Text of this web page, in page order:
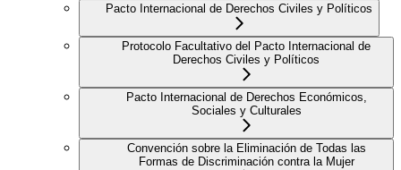
Pacto Internacional de Derechos Civiles y Políticos
Protocolo Facultativo del Pacto Internacional de
Derechos Civiles y Políticos
Pacto Internacional de Derechos Económicos,
Sociales y Culturales
Convención sobre la Eliminación de Todas las
Formas de Discriminación contra la Mujer